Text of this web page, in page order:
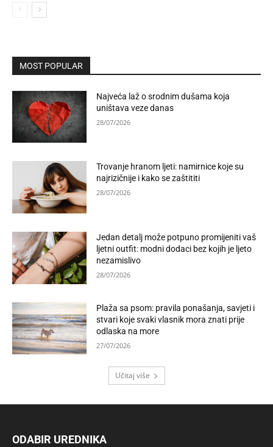
MOST POPULAR
Najveća laž o srodnim dušama koja
uništava veze danas
28/07/2026
Trovanje hranom ljeti: namirnice koje su
najrizičnije i kako se zaštititi
28/07/2026
Jedan detalj može potpuno promijeniti vaš
ljetni outfit: modni dodaci bez kojih je ljeto
nezamislivo
28/07/2026
Plaža sa psom: pravila ponašanja, savjeti i
stvari koje svaki vlasnik mora znati prije
odlaska na more
27/07/2026
Učitaj više
ODABIR UREDNIKA